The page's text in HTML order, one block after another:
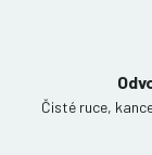
Čisté ruce,